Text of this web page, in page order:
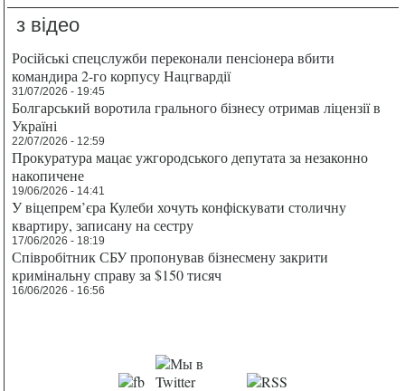
з відео
Російські спецслужби переконали пенсіонера вбити
командира 2-го корпусу Нацгвардії
31/07/2026 - 19:45
Болгарський воротила грального бізнесу отримав ліцензії в
Україні
22/07/2026 - 12:59
Прокуратура мацає ужгородського депутата за незаконно
накопичене
19/06/2026 - 14:41
У віцепрем’єра Кулеби хочуть конфіскувати столичну
квартиру, записану на сестру
17/06/2026 - 18:19
Співробітник СБУ пропонував бізнесмену закрити
кримінальну справу за $150 тисяч
16/06/2026 - 16:56